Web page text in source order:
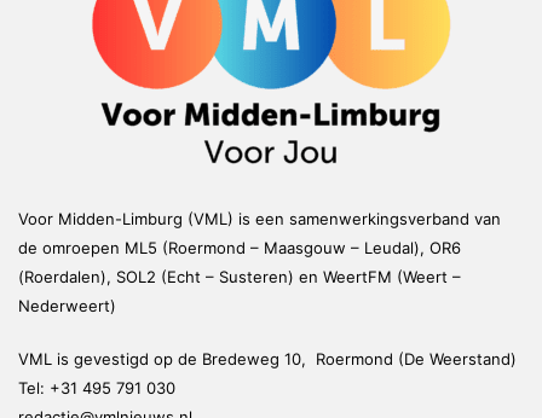
Voor Midden-Limburg (VML) is een samenwerkingsverband van
de omroepen ML5 (Roermond – Maasgouw – Leudal), OR6
(Roerdalen), SOL2 (Echt – Susteren) en WeertFM (Weert –
Nederweert)
VML is gevestigd op de Bredeweg 10, Roermond (De Weerstand)
Tel: +31 495 791 030